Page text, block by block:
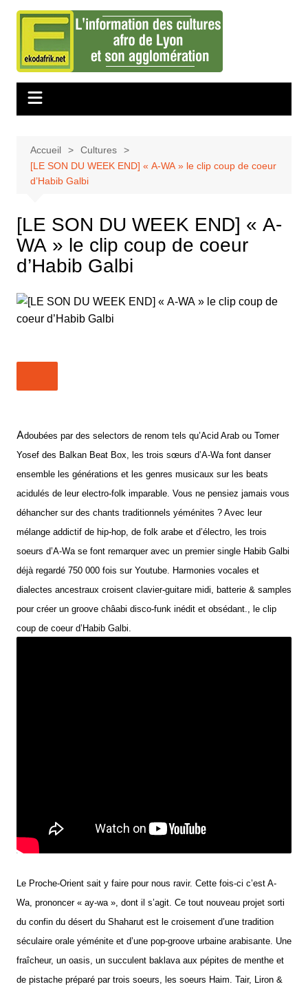
Aller
contenu
Accueil
Cultures
[LE SON DU WEEK END] « A-WA » le clip coup de coeur
d’Habib Galbi
[LE SON DU WEEK END] « A-
WA » le clip coup de coeur
d’Habib Galbi
Adoubées par des selectors de renom tels qu’Acid Arab ou Tomer
Yosef des Balkan Beat Box, les trois sœurs d’A-Wa font danser
ensemble les générations et les genres musicaux sur les beats
acidulés de leur electro-folk imparable. Vous ne pensiez jamais vous
déhancher sur des chants traditionnels yéménites ? Avec leur
mélange addictif de hip-hop, de folk arabe et d’électro, les trois
soeurs d’A-Wa se font remarquer avec un premier single Habib Galbi
déjà regardé 750 000 fois sur Youtube. Harmonies vocales et
dialectes ancestraux croisent clavier-guitare midi, batterie & samples
pour créer un groove châabi disco-funk inédit et obsédant., le clip
coup de coeur d’Habib Galbi.
Le Proche-Orient sait y faire pour nous ravir. Cette fois-ci c’est A-
Wa, prononcer « ay-wa », dont il s’agit. Ce tout nouveau projet sorti
du confin du désert du Shaharut est le croisement d’une tradition
séculaire orale yéménite et d’une pop-groove urbaine arabisante. Une
fraîcheur, un oasis, un succulent baklava aux pépites de menthe et
de pistache préparé par trois soeurs, les soeurs Haim. Tair, Liron &